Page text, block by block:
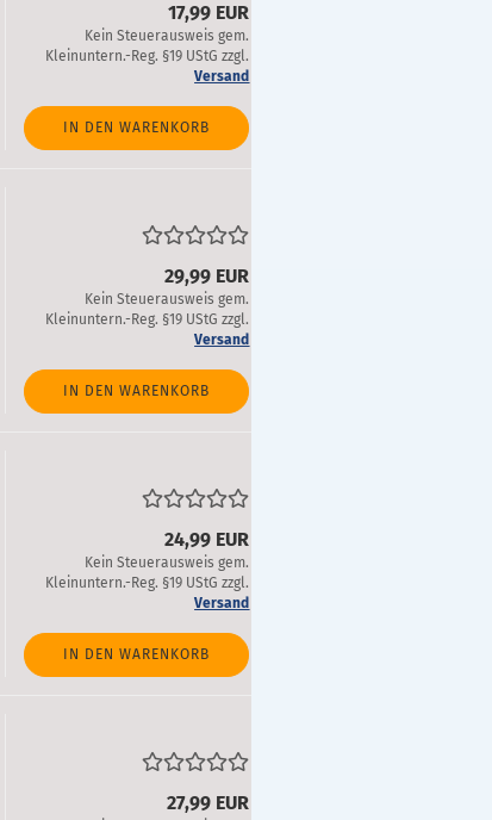
17,99 EUR
Kein Steuerausweis gem.
Kleinuntern.-Reg. §19 UStG zzgl.
Versand
IN DEN WARENKORB
29,99 EUR
Kein Steuerausweis gem.
Kleinuntern.-Reg. §19 UStG zzgl.
Versand
IN DEN WARENKORB
24,99 EUR
Kein Steuerausweis gem.
Kleinuntern.-Reg. §19 UStG zzgl.
Versand
IN DEN WARENKORB
27,99 EUR